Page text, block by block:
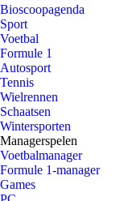
Bioscoopagenda
Sport
Voetbal
Formule 1
Autosport
Tennis
Wielrennen
Schaatsen
Wintersporten
Managerspelen
Voetbalmanager
Formule 1-manager
Games